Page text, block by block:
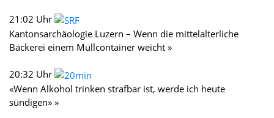
21:02 Uhr
Kantonsarchäologie Luzern – Wenn die mittelalterliche
Bäckerei einem Müllcontainer weicht »
20:32 Uhr
«Wenn Alkohol trinken strafbar ist, werde ich heute
sündigen» »